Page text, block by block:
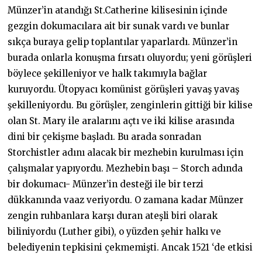
Münzer’in atandığı St.Catherine kilisesinin içinde
gezgin dokumacılara ait bir sunak vardı ve bunlar
sıkça buraya gelip toplantılar yaparlardı. Münzer’in
burada onlarla konuşma fırsatı oluyordu; yeni görüşleri
böylece şekilleniyor ve halk takımıyla bağlar
kuruyordu. Ütopyacı komünist görüşleri yavaş yavaş
şekilleniyordu. Bu görüşler, zenginlerin gittiği bir kilise
olan St. Mary ile aralarını açtı ve iki kilise arasında
dini bir çekişme başladı. Bu arada sonradan
Storchistler adını alacak bir mezhebin kurulması için
çalışmalar yapıyordu. Mezhebin başı – Storch adında
bir dokumacı- Münzer’in desteği ile bir terzi
dükkanında vaaz veriyordu. O zamana kadar Münzer
zengin ruhbanlara karşı duran ateşli biri olarak
biliniyordu (Luther gibi), o yüzden şehir halkı ve
belediyenin tepkisini çekmemişti. Ancak 1521 ‘de etkisi